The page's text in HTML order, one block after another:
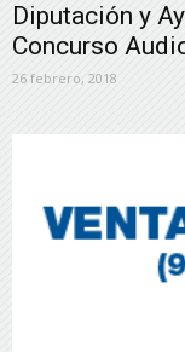
Diputación y
Concurso
26 febrero, 2018